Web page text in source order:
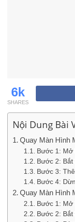
6k
SHARES
Nội Dung Bài
Quay Màn Hình
Bước 1: Mở
Bước 2:
Bước 3:
Bước 4:
Quay Màn Hình
Bước 1: Mở
Bước 2: